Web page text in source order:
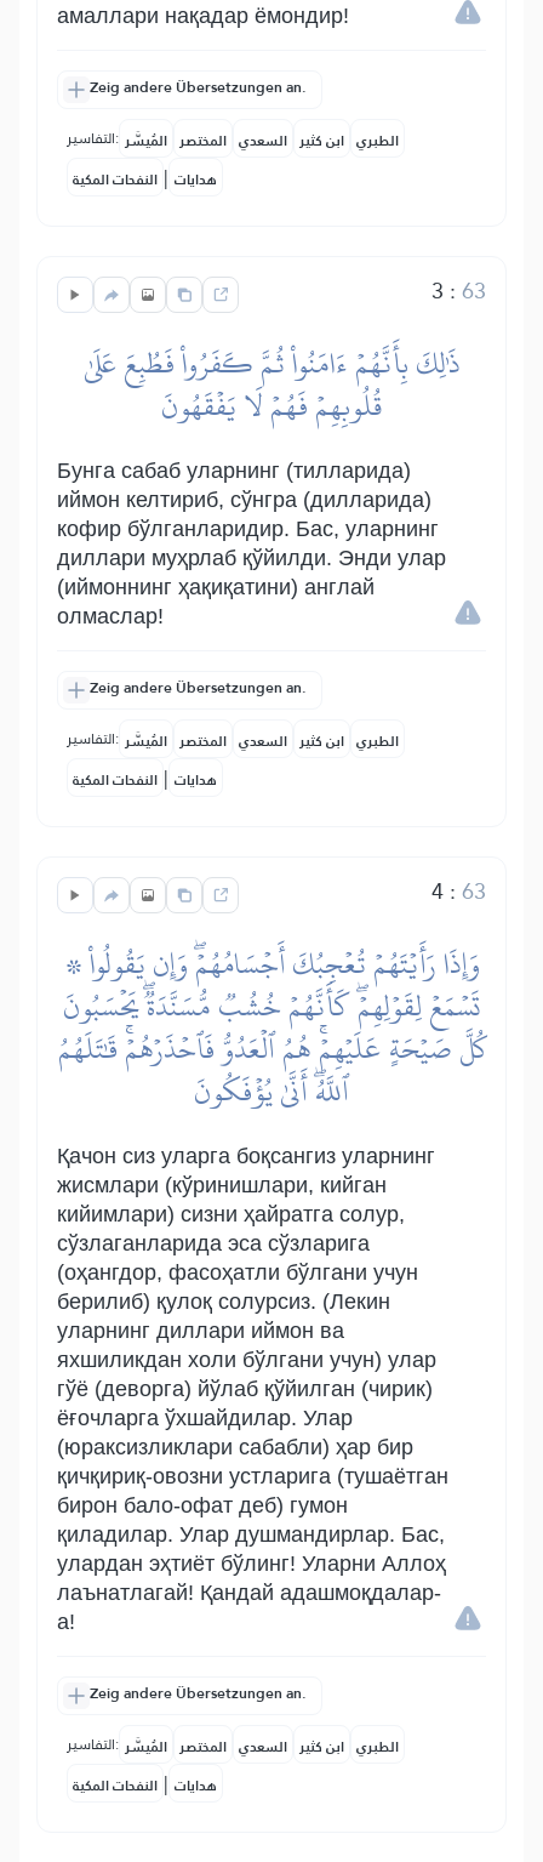
амаллари нақадар ёмондир!
Zeig andere Übersetzungen an.
التفاسير: المُيسَّر المختصر السعدي ابن كثير الطبري
النفحات المكية | هدايات
3 :63
ذَٰلِكَ بِأَنَّهُمۡ ءَامَنُواْ ثُمَّ كَفَرُواْ فَطُبِعَ عَلَىٰ
قُلُوبِهِمۡ فَهُمۡ لَا يَفۡقَهُونَ
Бунга сабаб уларнинг (тилларида)
иймон келтириб, сўнгра (дилларида)
кофир бўлганларидир. Бас, уларнинг
диллари муҳрлаб қўйилди. Энди улар
(иймоннинг ҳақиқатини) англай
олмаслар!
Zeig andere Übersetzungen an.
التفاسير: المُيسَّر المختصر السعدي ابن كثير الطبري
النفحات المكية | هدايات
4:63
۞ وَإِذَا رَأَيۡتَهُمۡ تُعۡجِبُكَ أَجۡسَامُهُمۡۖ وَإِن يَقُولُواْ
تَسۡمَعۡ لِقَوۡلِهِمۡۖ كَأَنَّهُمۡ خُشُبٞ مُّسَنَّدَةٞۖ يَحۡسَبُونَ
كُلَّ صَيۡحَةٍ عَلَيۡهِمۡۚ هُمُ ٱلۡعَدُوُّ فَٱحۡذَرۡهُمۡۚ قَٰتَلَهُمُ
ٱللَّهُۖ أَنَّىٰ يُؤۡفَكُونَ
Қачон сиз уларга боқсангиз уларнинг
жисмлари (кўринишлари, кийган
кийимлари) сизни ҳайратга солур,
сўзлаганларида эса сўзларига
(оҳангдор, фасоҳатли бўлгани учун
берилиб) қулоқ солурсиз. (Лекин
уларнинг диллари иймон ва
яхшиликдан холи бўлгани учун) улар
гўё (деворга) йўлаб қўйилган (чирик)
ёғочларга ўхшайдилар. Улар
(юраксизликлари сабабли) ҳар бир
қичқириқ-овозни устларига (тушаётган
бирон бало-офат деб) гумон
қиладилар. Улар душмандирлар. Бас,
улардан эҳтиёт бўлинг! Уларни Аллоҳ
лаънатлагай! Қандай адашмоқдалар-
а!
Zeig andere Übersetzungen an.
التفاسير: المُيسَّر المختصر السعدي ابن كثير الطبري
النفحات المكية | هدايات